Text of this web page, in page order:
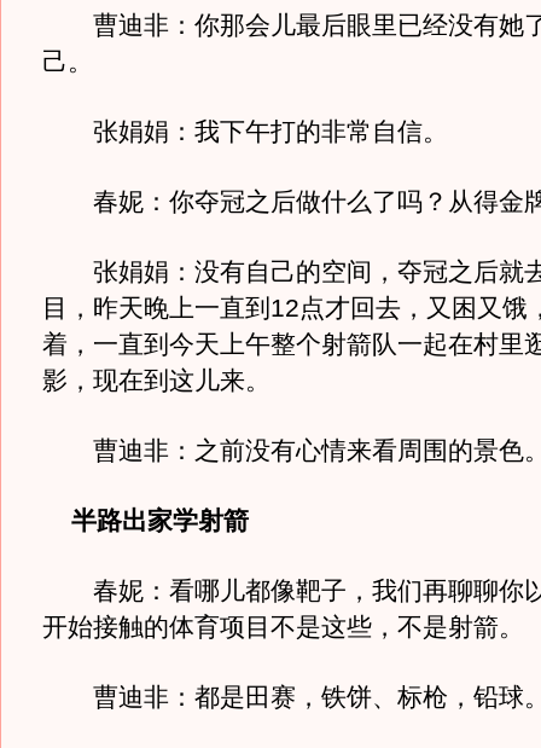
曹迪非：你那会儿最后眼里已经没有她
己。
张娟娟：我下午打的非常自信。
春妮：你夺冠之后做什么了吗？从得金
张娟娟：没有自己的空间，夺冠之后就
目，昨天晚上一直到12点才回去，又困又饿
着，一直到今天上午整个射箭队一起在村里
影，现在到这儿来。
曹迪非：之前没有心情来看周围的景色
半路出家学射箭
春妮：看哪儿都像靶子，我们再聊聊你
开始接触的体育项目不是这些，不是射箭。
曹迪非：都是田赛，铁饼、标枪，铅球